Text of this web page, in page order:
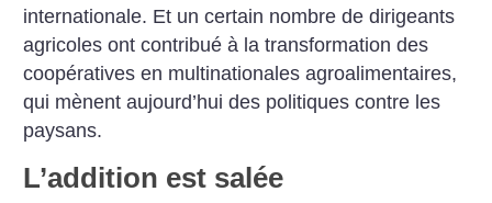
internationale. Et un certain nombre de dirigeants
agricoles ont contribué à la transformation des
coopératives en multinationales agroalimentaires,
qui mènent aujourd’hui des politiques contre les
paysans.
L’addition est salée